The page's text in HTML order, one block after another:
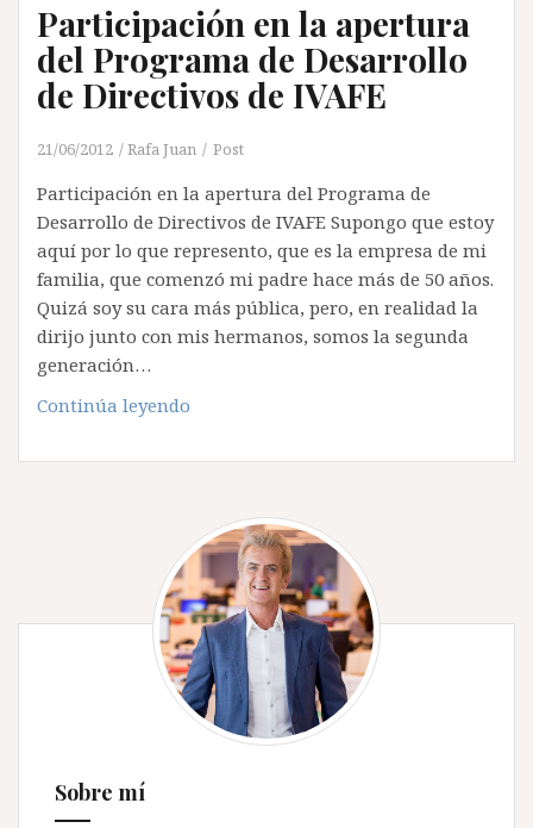
Participación en la apertura
del Programa de Desarrollo
de Directivos de IVAFE
21/06/2012 Rafa Juan Post
Participación en la apertura del Programa de
Desarrollo de Directivos de IVAFE Supongo que estoy
aquí por lo que represento, que es la empresa de mi
familia, que comenzó mi padre hace más de 50 años.
Quizá soy su cara más pública, pero, en realidad la
dirijo junto con mis hermanos, somos la segunda
generación…
Continúa leyendo
la
Programa
de
Desarrollo
de
Directivos
de
IVAFE
Sobre mí